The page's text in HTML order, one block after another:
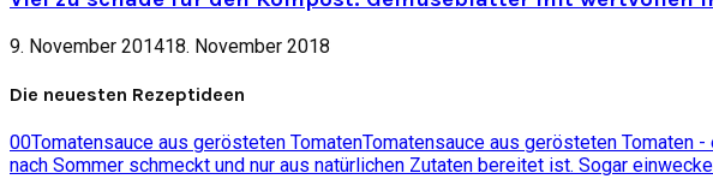
9. November 201418. November 2018
Die neuesten Rezeptideen
00Tomatensauce aus gerösteten TomatenTomatensauce aus gerösteten Tomaten
nach Sommer schmeckt und nur aus natürlichen Zutaten bereitet ist. Sogar